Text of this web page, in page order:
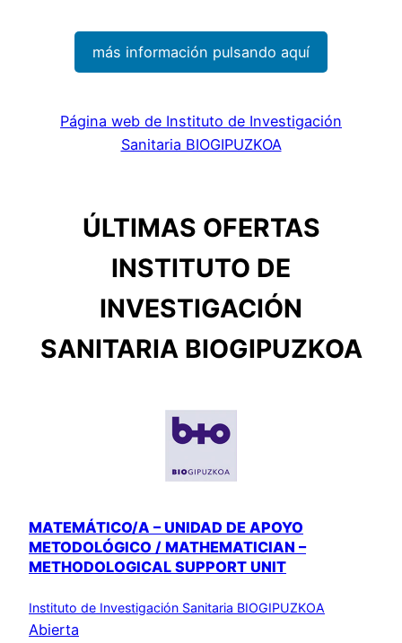
más información pulsando aquí
Página web de Instituto de Investigación
Sanitaria BIOGIPUZKOA
ÚLTIMAS OFERTAS
INSTITUTO DE
INVESTIGACIÓN
SANITARIA BIOGIPUZKOA
MATEMÁTICO/A – UNIDAD DE APOYO
METODOLÓGICO / MATHEMATICIAN –
METHODOLOGICAL SUPPORT UNIT
Instituto de Investigación Sanitaria BIOGIPUZKOA
Abierta